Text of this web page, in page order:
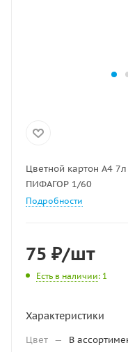
Цветной картон А4
ПИФАГОР 1/60
Подробности
75 ₽/шт
Есть в наличии: 1
Характеристики
Цвет —
В